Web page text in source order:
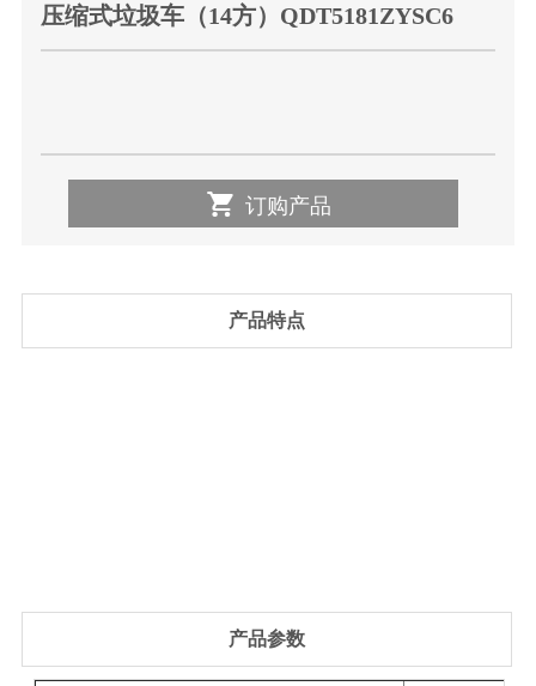
压缩式垃圾车（14方）QDT5181ZYSC6
 订购产品
产品特点
产品参数